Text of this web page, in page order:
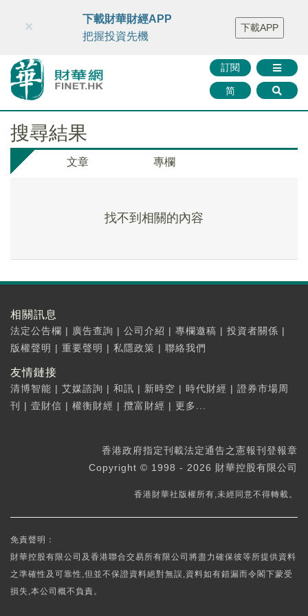
財華智庫網 FINTV FINMETA 財華證券 媒體矩陣
智庫沙龍
聯絡我們
訂閱
简
×
下載財華財經APP
把握投資先機
下載APP
搜尋結果
文章 專欄
找不到相關的內容
相關訊息
法定公告欄 | 廣告查詢 | 公司介紹 | 專欄邀稿 | 投資者關係 |
版權聲明 | 重要聲明 | 私隱政策 | 聯絡我們
友情鏈接
清博智能 | 艾媒諮詢 | 和訊 | 新時空 | 時代財經 | 證券市場周
刊
| 壹財信 | 權衡財經 | 攬富財經 | 更多...
香港政府指定刊載法定通告之憲報刊登報章
Copyright © 1998 - 2026 財華控股有限公司
香港財華社版權所有,未經同意不得轉載。
免責聲明：
財華控股有限公司及香港聯合交易所有限公司將盡力確保彼等所提供資料
之準確性及可靠性,但並不保證資料絕對無誤,資料如有錯漏而令閣下蒙受
損失,本公司概不負責。